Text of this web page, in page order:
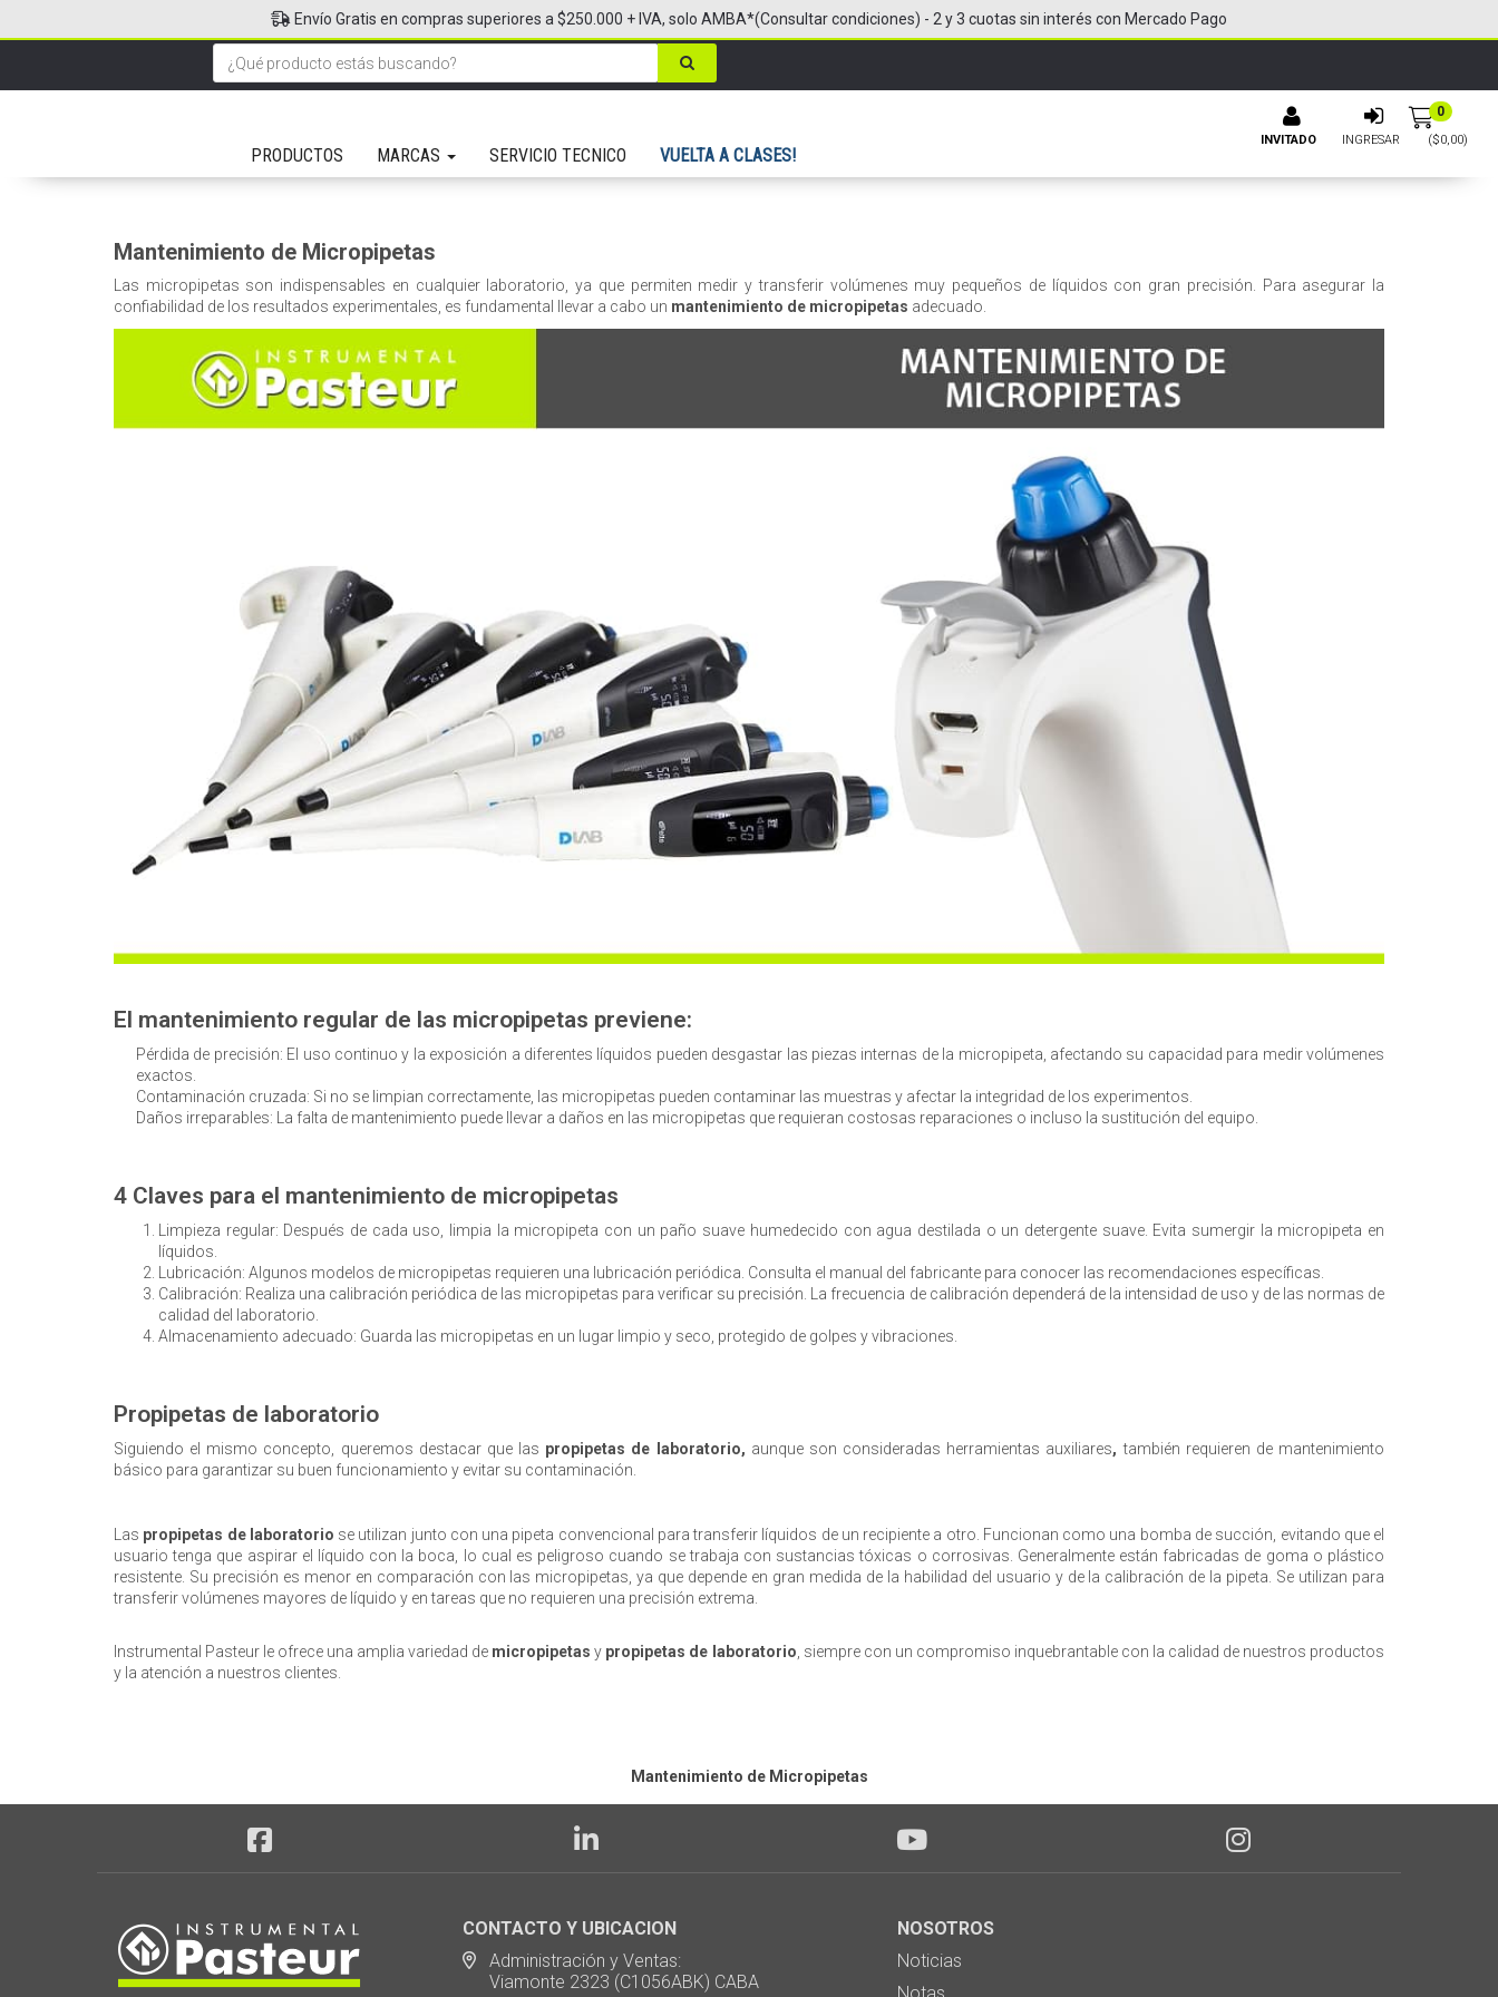
INVITADO INGRESAR
0
($0,00)
PRODUCTOS MARCAS SERVICIO TECNICO VUELTA A CLASES!
Envío Gratis en compras superiores a $250.000 + IVA, solo AMBA*(Consultar condiciones) - 2 y 3 cuotas sin interés con Mercado Pago
Mantenimiento de Micropipetas
Las micropipetas son indispensables en cualquier laboratorio, ya que permiten medir y transferir volúmenes muy pequeños de líquidos con gran precisión. Para asegurar la
confiabilidad de los resultados experimentales, es fundamental llevar a cabo un mantenimiento de micropipetas adecuado.
El mantenimiento regular de las micropipetas previene:
Pérdida de precisión: El uso continuo y la exposición a diferentes líquidos pueden desgastar las piezas internas de la micropipeta, afectando su capacidad para medir volúmenes
exactos.
Contaminación cruzada: Si no se limpian correctamente, las micropipetas pueden contaminar las muestras y afectar la integridad de los experimentos.
Daños irreparables: La falta de mantenimiento puede llevar a daños en las micropipetas que requieran costosas reparaciones o incluso la sustitución del equipo.
4 Claves para el mantenimiento de micropipetas
Limpieza regular: Después de cada uso, limpia la micropipeta con un paño suave humedecido con agua destilada o un detergente suave. Evita sumergir la micropipeta en
líquidos.
Lubricación: Algunos modelos de micropipetas requieren una lubricación periódica. Consulta el manual del fabricante para conocer las recomendaciones específicas.
Calibración: Realiza una calibración periódica de las micropipetas para verificar su precisión. La frecuencia de calibración dependerá de la intensidad de uso y de las normas de
calidad del laboratorio.
Almacenamiento adecuado: Guarda las micropipetas en un lugar limpio y seco, protegido de golpes y vibraciones.
Propipetas de laboratorio
Siguiendo el mismo concepto, queremos destacar que las propipetas de laboratorio, aunque son consideradas herramientas auxiliares, también requieren de mantenimiento
básico para garantizar su buen funcionamiento y evitar su contaminación.
Las propipetas de laboratorio se utilizan junto con una pipeta convencional para transferir líquidos de un recipiente a otro. Funcionan como una bomba de succión, evitando que el
usuario tenga que aspirar el líquido con la boca, lo cual es peligroso cuando se trabaja con sustancias tóxicas o corrosivas. Generalmente están fabricadas de goma o plástico
resistente. Su precisión es menor en comparación con las micropipetas, ya que depende en gran medida de la habilidad del usuario y de la calibración de la pipeta. Se utilizan para
transferir volúmenes mayores de líquido y en tareas que no requieren una precisión extrema.
Instrumental Pasteur le ofrece una amplia variedad de micropipetas y propipetas de laboratorio , siempre con un compromiso inquebrantable con la calidad de nuestros productos
y la atención a nuestros clientes.
Mantenimiento de Micropipetas
CONTACTO Y UBICACION
Administración y Ventas:
Viamonte 2323 (C1056ABK) CABA
NOSOTROS
Noticias